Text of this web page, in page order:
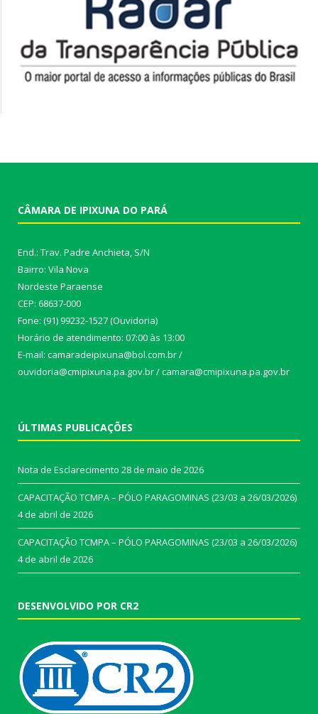
CÂMARA DE IPIXUNA DO PARÁ
End.: Trav. Padre Anchieta, S/N
Bairro: Vila Nova
Nordeste Paraense
CEP: 68637-000
Fone: (91) 99232-1527 (Ouvidoria)
Horário de atendimento: 07:00 às 13:00
E-mail: camaradeipixuna@bol.com.br /
ouvidoria@cmipixuna.pa.gov.br / camara@cmipixuna.pa.gov.br
ÚLTIMAS PUBLICAÇÕES
Nota de Esclarecimento 28 de maio de 2026
CAPACITAÇÃO TCMPA – PÓLO PARAGOMINAS (23/03 a 26/03/2026)
4 de abril de 2026
CAPACITAÇÃO TCMPA – PÓLO PARAGOMINAS (23/03 a 26/03/2026)
4 de abril de 2026
DESENVOLVIDO POR CR2